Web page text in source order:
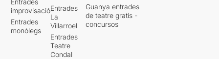
Entrades
improvisació
Entrades
monòlegs
Entrades
La
Villarroel
Entrades
Teatre
Condal
Guanya entrades
de teatre gratis -
concursos